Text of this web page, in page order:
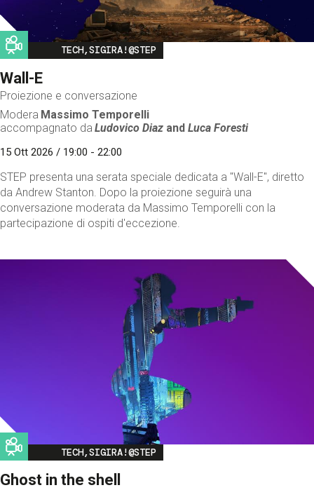
Image
TECH,SIGIRA!@STEP
Wall-E
Proiezione e conversazione
Modera Massimo Temporelli
accompagnato da Ludovico Diaz andLuca Foresti
15 Ott 2026 / 19:00 - 22:00
STEP presenta una serata speciale dedicata a "Wall-E", diretto
da Andrew Stanton. Dopo la proiezione seguirà una
conversazione moderata da Massimo Temporelli con la
partecipazione di ospiti d'eccezione.
Image
TECH,SIGIRA!@STEP
Ghost in the shell